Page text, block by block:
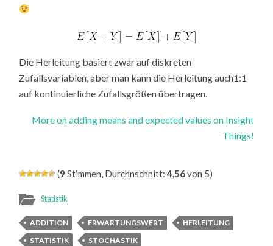
Die Herleitung basiert zwar auf diskreten
Zufallsvariablen, aber man kann die Herleitung auch1:1
auf kontinuierliche Zufallsgrößen übertragen.
More on adding means and expected values on Insight
Things!
(9 Stimmen, Durchnschnitt:4,56von 5)
Statistik
ADDITION ERWARTUNGSWERT
HERLEITUNG
STATISTIK
STOCHASTIK